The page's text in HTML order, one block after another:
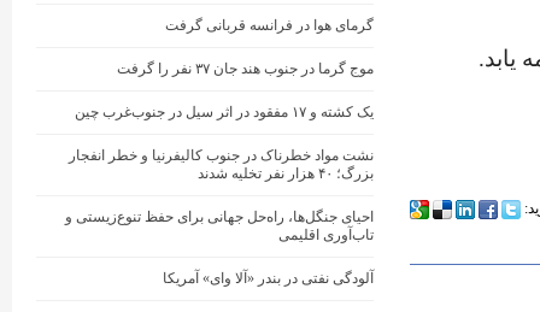
یابد.
گرمای هوا در فرانسه قربانی گرفت
موج گرما در جنوب هند جان ۳۷ نفر را گرفت
یک کشته و ۱۷ مفقود در اثر سیل در جنوب‌غرب چین
نشت مواد خطرناک در جنوب کالیفرنیا و خطر انفجار
بزرگ؛ ۴۰ هزار نفر تخلیه شدند
احیای جنگل‌ها، راه‌حل جهانی برای حفظ تنوع‌زیستی و
تاب‌آوری اقلیمی
آلودگی نفتی در بندر «آلا وای» آمریکا